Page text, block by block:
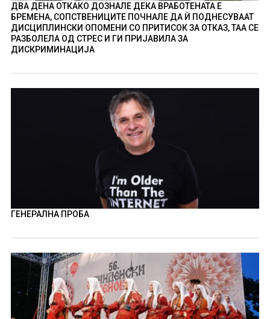
ДВА ДЕНА ОТКАКО ДОЗНАЛЕ ДЕКА ВРАБОТЕНАТА Е
БРЕМЕНА, СОПСТВЕНИЦИТЕ ПОЧНАЛЕ ДА Ѝ ПОДНЕСУВААТ
ДИСЦИПЛИНСКИ ОПОМЕНИ СО ПРИТИСОК ЗА ОТКАЗ, ТАА СЕ
РАЗБОЛЕЛА ОД СТРЕС И ГИ ПРИЈАВИЛА ЗА
ДИСКРИМИНАЦИЈА
ГЕНЕРАЛНА ПРОБА